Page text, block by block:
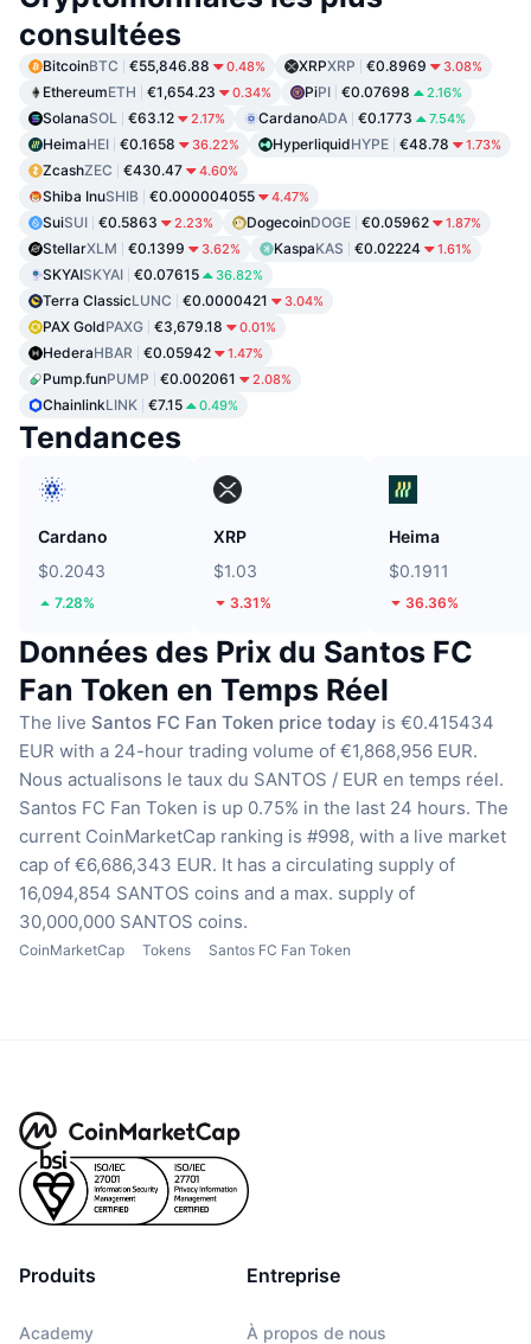
consultées
BitcoinBTC €55,846.88 0.48% XRPXRP €0.8969 3.08%
EthereumETH €1,654.23 0.34% PiPI €0.07698 2.16%
SolanaSOL €63.12 2.17% CardanoADA €0.1773 7.54%
HeimaHEI €0.1658 36.22% HyperliquidHYPE €48.78 1.73%
ZcashZEC €430.47 4.60%
Shiba InuSHIB €0.000004055 4.47%
SuiSUI €0.5863 2.23% DogecoinDOGE €0.05962 1.87%
StellarXLM €0.1399 3.62% KaspaKAS €0.02224 1.61%
SKYAISKYAI €0.07615 36.82%
Terra ClassicLUNC €0.0000421 3.04%
PAX GoldPAXG €3,679.18 0.01%
HederaHBAR €0.05942 1.47%
Pump.funPUMP €0.002061 2.08%
ChainlinkLINK €7.15 0.49%
Tendances
Cardano
$0.2043
7.28%
XRP
$1.03
3.31%
Heima
$0.1911
36.36%
Données des Prix du Santos FC
Fan Token en Temps Réel
The live Santos FC Fan Token price today is €0.415434
EUR with a 24-hour trading volume of €1,868,956 EUR.
Nous actualisons le taux du SANTOS / EUR en temps réel.
Santos FC Fan Token is up 0.75% in the last 24 hours. The
current CoinMarketCap ranking is #998, with a live market
cap of €6,686,343 EUR. It has a circulating supply of
16,094,854 SANTOS coins and a max. supply of
30,000,000 SANTOS coins.
CoinMarketCap Tokens Santos FC Fan Token
Produits
Academy
Entreprise
À propos de nous